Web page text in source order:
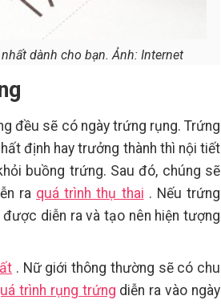
dành cho bạn. Ảnh: Internet
đều sẽ có ngày trứng rụng. Trứng
định hay trưởng thành thì nội tiết
buồng trứng. Sau đó, chúng sẽ
ra quá trình thụ thai . Nếu trứng
diễn ra và tạo nên hiện tượng
. Nữ giới thông thường sẽ có chu
trình rụng trứng diễn ra vào ngày